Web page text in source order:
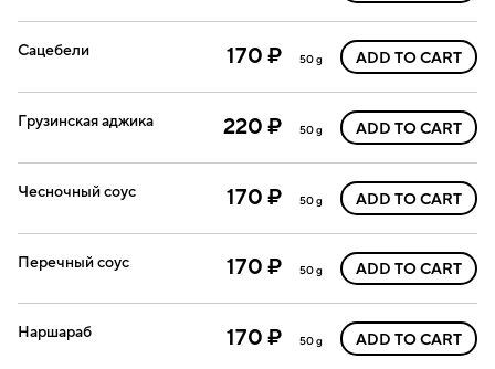
Сацебели 170 ₽ 50 g ADD TO CART
Грузинская аджика 220 ₽ 50 g ADD TO CART
Чесночный соус 170 ₽ 50 g ADD TO CART
Перечный соус 170 ₽ 50 g ADD TO CART
Наршараб 170 ₽ 50 g ADD TO CART